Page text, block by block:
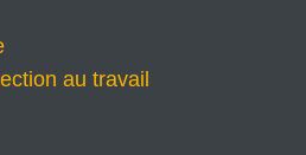
au travail